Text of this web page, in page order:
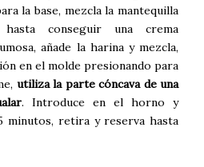
la base, mezcla la mantequilla
conseguir una crema
añade la harina y mezcla,
en el molde presionando para
utiliza la parte cóncava de una
. Introduce en el horno y
minutos, retira y reserva hasta